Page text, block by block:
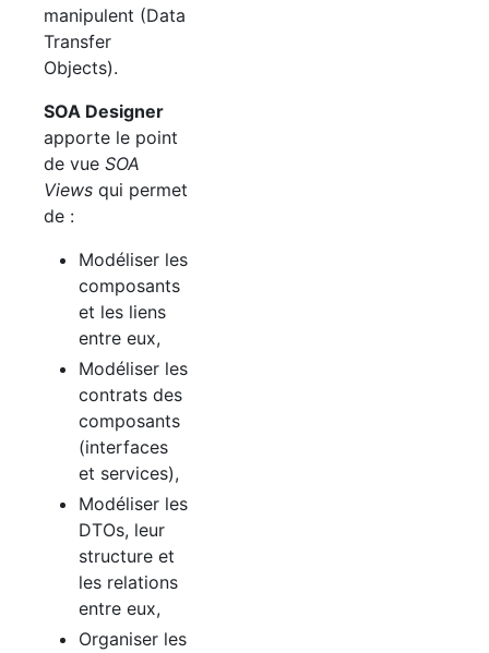
manipulent (Data
Transfer
Objects).
SOA Designer
apporte le point
de vue SOA
Views qui permet
de :
Modéliser les
composants
et les liens
entre eux,
Modéliser les
contrats des
composants
(interfaces
et services),
Modéliser les
DTOs, leur
structure et
les relations
entre eux,
Organiser les